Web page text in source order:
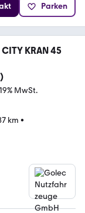
Parken
KRAN 45
MwSt.
km •